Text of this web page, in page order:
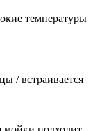
температуры
/ встраивается